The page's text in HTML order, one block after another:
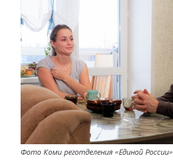
Фото Коми реготделения «Единой России»